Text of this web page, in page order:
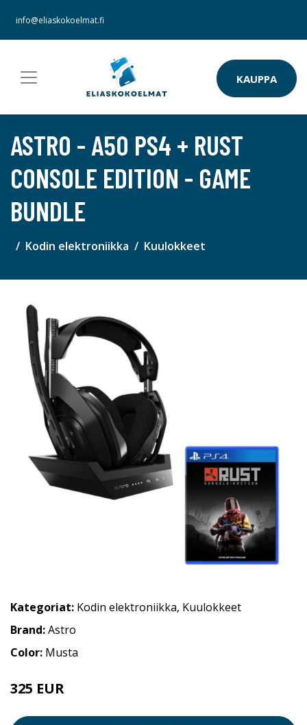
info@eliaskokoelmat.fi
KAUPPA
ASTRO - A50 PS4 + RUST
CONSOLE EDITION - GAME
BUNDLE
Kodin elektroniikka Kuulokkeet
Kategoriat: Kodin elektroniikka, Kuulokkeet
Brand:Astro
Color: Musta
325 EUR